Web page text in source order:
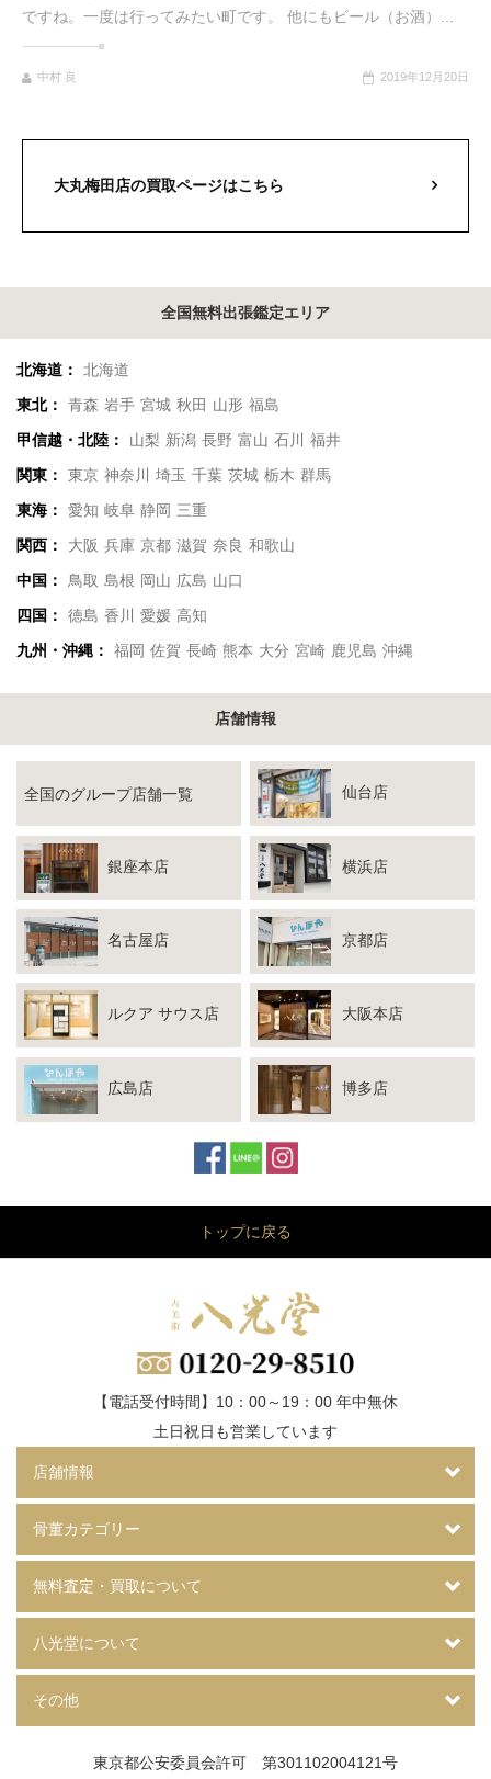
ですね。一度は行ってみたい町です。 他にもビール（お酒）...
中村 良 2019年12月20日
大丸梅田店の買取ページはこちら
全国無料出張鑑定エリア
北海道：
北海道
東北：
青森 岩手 宮城 秋田 山形 福島
甲信越・北陸：
山梨 新潟 長野 富山 石川
福井
関東：
東京 神奈川 埼玉 千葉 茨城 栃木 群馬
東海：
愛知 岐阜 静岡 三重
関西：
大阪 兵庫 京都 滋賀 奈良 和歌山
中国：
鳥取 島根 岡山 広島 山口
四国：
徳島 香川 愛媛 高知
九州・沖縄：
福岡 佐賀 長崎 熊本 大分 宮崎 鹿児島 沖縄
店舗情報
全国のグループ店舗一覧 仙台店
銀座本店 横浜店
名古屋店 京都店
ルクア サウス店 大阪本店
広島店 博多店
トップに戻る
【電話受付時間】10：00～19：00 年中無休
土日祝日も営業しています
店舗情報
骨董カテゴリー
無料査定・買取について
八光堂について
その他
東京都公安委員会許可 第301102004121号